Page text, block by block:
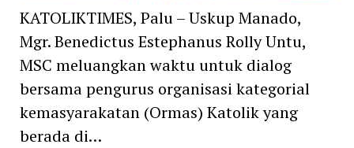
KATOLIKTIMES, Palu – Uskup Manado,
Mgr. Benedictus Estephanus Rolly Untu,
MSC meluangkan waktu untuk dialog
bersama pengurus organisasi kategorial
kemasyarakatan (Ormas) Katolik yang
berada di…